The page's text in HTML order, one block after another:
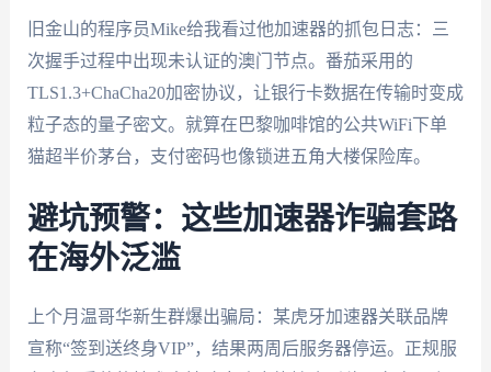
旧金山的程序员Mike给我看过他加速器的抓包日志：三
次握手过程中出现未认证的澳门节点。番茄采用的
TLS1.3+ChaCha20加密协议，让银行卡数据在传输时变成
粒子态的量子密文。就算在巴黎咖啡馆的公共WiFi下单
猫超半价茅台，支付密码也像锁进五角大楼保险库。
避坑预警：这些加速器诈骗套路
在海外泛滥
上个月温哥华新生群爆出骗局：某虎牙加速器关联品牌
宣称“签到送终身VIP”，结果两周后服务器停运。正规服